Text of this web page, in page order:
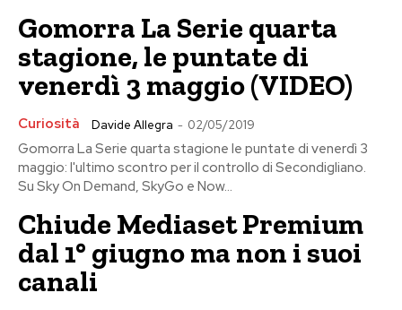
Gomorra La Serie quarta
stagione, le puntate di
venerdì 3 maggio (VIDEO)
Curiosità Davide Allegra - 02/05/2019
Gomorra La Serie quarta stagione le puntate di venerdì 3
maggio: l'ultimo scontro per il controllo di Secondigliano.
Su Sky On Demand, SkyGo e Now...
Chiude Mediaset Premium
dal 1° giugno ma non i suoi
canali